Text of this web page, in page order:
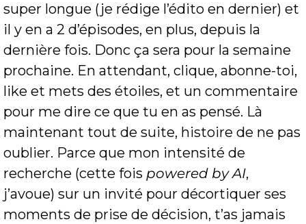
super longue (je rédige l’édito en dernier) et
il y en a 2 d’épisodes, en plus, depuis la
dernière fois. Donc ça sera pour la semaine
prochaine. En attendant, clique, abonne-toi,
like et mets des étoiles, et un commentaire
pour me dire ce que tu en as pensé. Là
maintenant tout de suite, histoire de ne pas
oublier. Parce que mon intensité de
recherche (cette fois powered by AI,
j’avoue) sur un invité pour décortiquer ses
moments de prise de décision, t’as jamais